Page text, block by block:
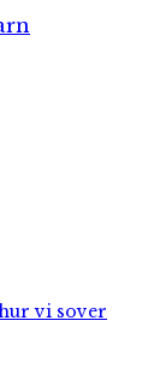
vi sover